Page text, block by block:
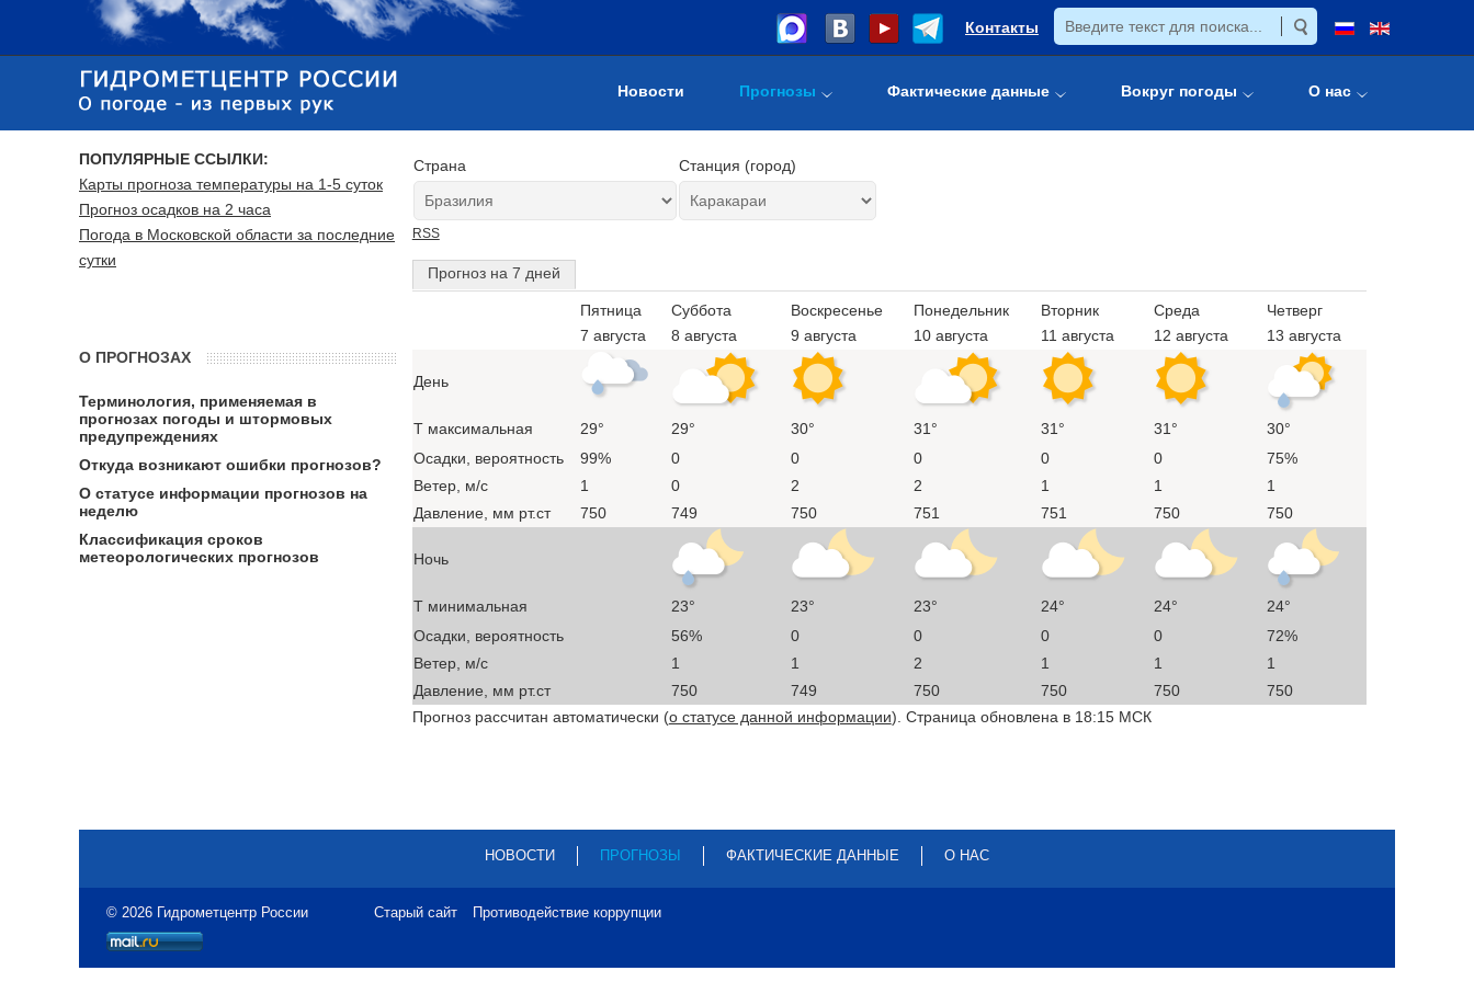
Контакты
Новости Прогнозы Фактические данные Вокруг погоды О нас
Страна Станция (город)
RSS
Прогноз на 7 дней
Пятница
7 августа
Суббота
8 августа
Воскресенье
9 августа
Понедельник
10 августа
Вторник
11 августа
Среда
12 августа
Четверг
13 августа
День
T максимальная 29° 29° 30° 31° 31° 31°
30°
Осадки, вероятность
99% 0 0 0 0 0
75%
Ветер, м/с
1 0 2 2 1 1
1
Давление, мм рт.ст
750 749 750 751 751 750 750
Ночь
T минимальная 23° 23° 23° 24° 24°
24°
Осадки, вероятность
56% 0 0 0 0
72%
Ветер, м/с
1 1 2 1 1
1
Давление, мм рт.ст
750 749 750 750 750
750
Прогноз рассчитан автоматически (о статусе данной информации). Страница обновлена в 18:15 МСК
ПОПУЛЯРНЫЕ ССЫЛКИ:
Карты прогноза температуры на 1-5 суток
Прогноз осадков на 2 часа
Погода в Московской области за последние
сутки
О ПРОГНОЗАХ
Терминология, применяемая в
прогнозах погоды и штормовых
предупреждениях
Откуда возникают ошибки прогнозов?
О статусе информации прогнозов на
неделю
Классификация сроков
метеорологических прогнозов
НОВОСТИ ПРОГНОЗЫ ФАКТИЧЕСКИЕ ДАННЫЕ О НАС
© 2026 Гидрометцентр России Старый сайт Противодействие коррупции